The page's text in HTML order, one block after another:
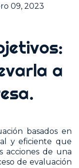
09, 2023
a
basados en
y eficiente que
acciones de una
de evaluación